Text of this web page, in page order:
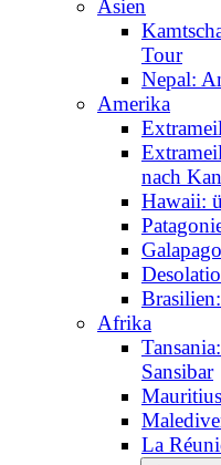
Asien
Tour
Nepal:
Amerika
nach
Hawaii:
Afrika
Sansibar
Mauritius
La